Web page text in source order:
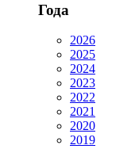
Года
2026
2025
2024
2023
2022
2021
2020
2019